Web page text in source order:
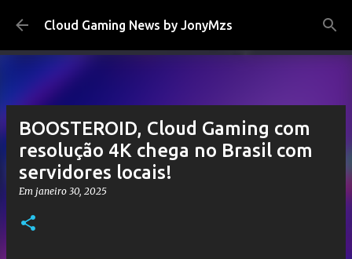
Pular para o conteúdo principal
Cloud Gaming News by JonyMzs
BOOSTEROID, Cloud Gaming com
resolução 4K chega no Brasil com
servidores locais!
Em janeiro 30, 2025